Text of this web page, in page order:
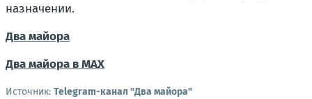
назначении.
Два майора
Два майора в МАХ
Источник: Telegram-канал "Два майора"